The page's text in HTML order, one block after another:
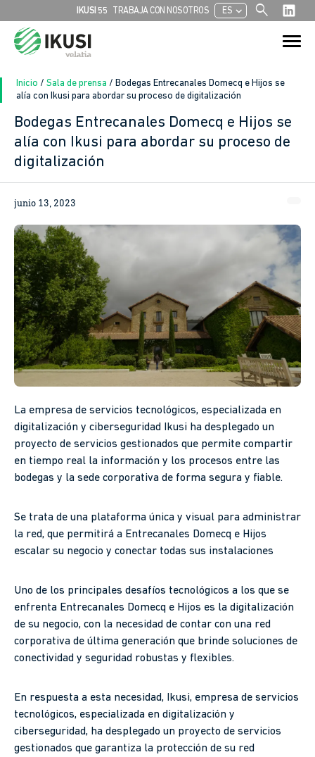
IKUSI 55 TRABAJA CON NOSOTROS ESchevron_left search
Buscar:
Botón de
Inicio / Sala de prensa / Bodegas Entrecanales Domecq e Hijos se
alía con Ikusi para abordar su proceso de digitalización
Bodegas Entrecanales Domecq e Hijos se
alía con Ikusi para abordar su proceso de
digitalización
junio 13, 2023
La empresa de servicios tecnológicos, especializada en
digitalización y ciberseguridad Ikusi ha desplegado un
proyecto de servicios gestionados que permite compartir
en tiempo real la información y los procesos entre las
bodegas y la sede corporativa de forma segura y fiable.
Se trata de una plataforma única y visual para administrar
la red, que permitirá a Entrecanales Domecq e Hijos
escalar su negocio y conectar todas sus instalaciones
Uno de los principales desafíos tecnológicos a los que se
enfrenta Entrecanales Domecq e Hijos es la digitalización
de su negocio, con la necesidad de contar con una red
corporativa de última generación que brinde soluciones de
conectividad y seguridad robustas y flexibles.
En respuesta a esta necesidad, Ikusi, empresa de servicios
tecnológicos, especializada en digitalización y
ciberseguridad, ha desplegado un proyecto de servicios
gestionados que garantiza la protección de su red